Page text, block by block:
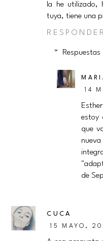
la he utilizado,
tuya, tiene una
RESPONDER
Respuestas
14
estoy
que
de
CUCA
15 MAYO,